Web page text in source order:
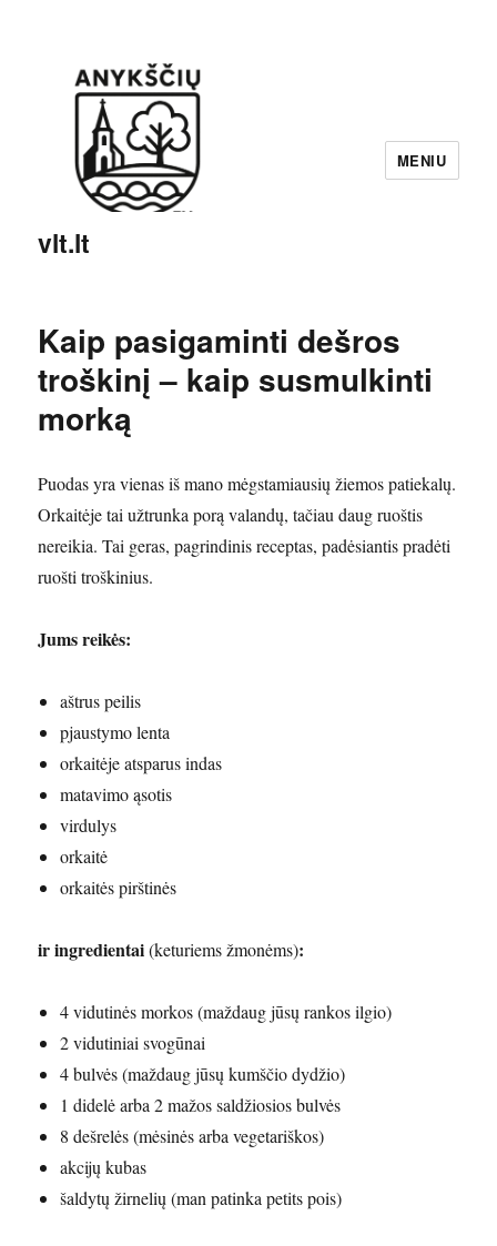
vlt.lt
MENIU
Kaip pasigaminti dešros
troškinį – kaip susmulkinti
morką
Puodas yra vienas iš mano mėgstamiausių žiemos patiekalų.
Orkaitėje tai užtrunka porą valandų, tačiau daug ruoštis
nereikia. Tai geras, pagrindinis receptas, padėsiantis pradėti
ruošti troškinius.
Jums reikės:
aštrus peilis
pjaustymo lenta
orkaitėje atsparus indas
matavimo ąsotis
virdulys
orkaitė
orkaitės pirštinės
ir ingredientai(keturiems žmonėms):
4 vidutinės morkos (maždaug jūsų rankos ilgio)
2 vidutiniai svogūnai
4 bulvės (maždaug jūsų kumščio dydžio)
1 didelė arba 2 mažos saldžiosios bulvės
8 dešrelės (mėsinės arba vegetariškos)
akcijų kubas
šaldytų žirnelių (man patinka petits pois)